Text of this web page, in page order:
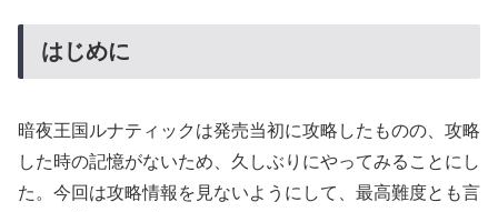
はじめに
暗夜王国ルナティックは発売当初に攻略したものの、攻略
した時の記憶がないため、久しぶりにやってみることにし
た。今回は攻略情報を見ないようにして、最高難度とも言